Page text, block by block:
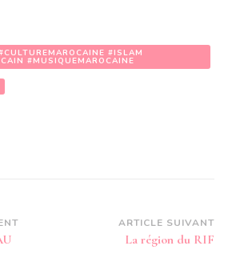
#ISLAM
#MUSIQUEMAROCAINE
ARTICLE SUIVANT
La région du RIF